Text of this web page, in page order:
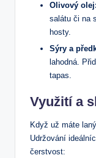
Olivový olej:
salátu či na
hosty.
Sýry a
lahodná.
tapas.
Využití a
Když už máte
Udržování
čerstvost: